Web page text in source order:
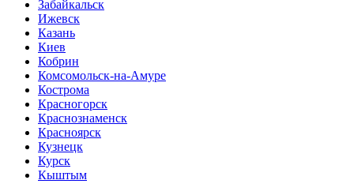
Забайкальск
Ижевск
Казань
Киев
Кобрин
Комсомольск-на-Амуре
Кострома
Красногорск
Краснознаменск
Красноярск
Кузнецк
Курск
Кыштым